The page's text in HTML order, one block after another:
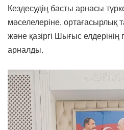
Кездесудің басты арнасы
мәселелеріне, ортағасырлық
және қазіргі Шығыс елдерінің
арналды.